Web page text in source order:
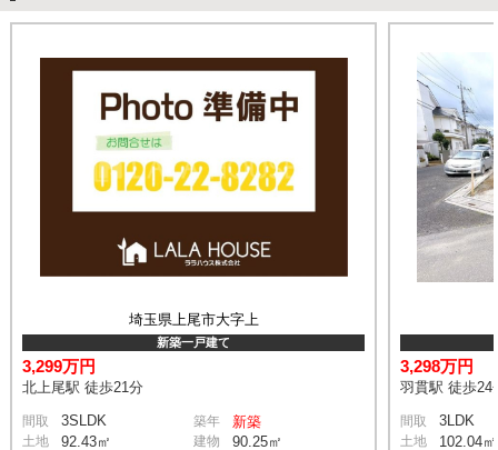
埼玉県上尾市大字上
新築一戸建て
3,299万円
北上尾駅 徒歩21分
間取 3SLDK 築年 新築
土地 92.43㎡ 建物 90.25㎡
3,298万円
羽貫駅 徒歩24
間取 3LDK
土地 102.04㎡